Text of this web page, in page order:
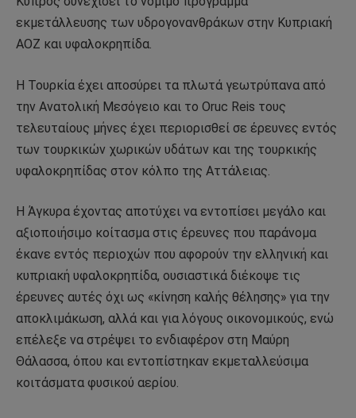
εκμετάλλευσης των υδρογονανθράκων στην Κυπριακή
ΑΟΖ και υφαλοκρηπίδα.
Η Τουρκία έχει αποσύρει τα πλωτά γεωτρύπανα από
την Ανατολική Μεσόγειο και το Oruc Reis τους
τελευταίους μήνες έχει περιορισθεί σε έρευνες εντός
των τουρκικών χωρικών υδάτων και της τουρκικής
υφαλοκρηπίδας στον κόλπο της Αττάλειας.
Η Άγκυρα έχοντας αποτύχει να εντοπίσει μεγάλο και
αξιοποιήσιμο κοίτασμα στις έρευνες που παράνομα
έκανε εντός περιοχών που αφορούν την ελληνική και
κυπριακή υφαλοκρηπίδα, ουσιαστικά διέκοψε τις
έρευνες αυτές όχι ως «κίνηση καλής θέλησης» για την
αποκλιμάκωση, αλλά και για λόγους οικονομικούς, ενώ
επέλεξε να στρέψει το ενδιαφέρον στη Μαύρη
Θάλασσα, όπου και εντοπίστηκαν εκμεταλλεύσιμα
κοιτάσματα φυσικού αερίου.